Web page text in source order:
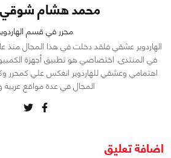
محمد هشام شوقي
محرر في قسم الهاردوير
في المنتدى. اختصاصي هو تطبيق أجهزة
اهتمامي وعشقي للهاردوير انعكس علي كمحرر
المجال في عدة مواقع عربية
اضافة تعليق